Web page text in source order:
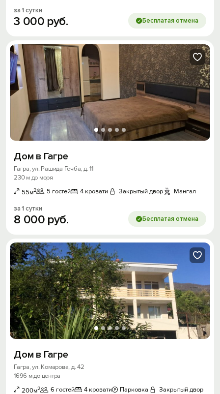
за 1 сутки
3 000 руб. Бесплатая отмена
Дом в Гагре
Гагра, ул. Рашида Гечба, д. 11
230 м до моря
55м2 5 гостей 4 кровати Закрытый двор Мангал
за 1 сутки
8 000 руб. Бесплатая отмена
Дом в Гагре
Гагра, ул. Комарова, д. 42
1696 м до центра
200м2 6 гостей 4 кровати Парковка
Закрытый двор